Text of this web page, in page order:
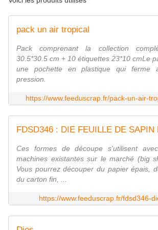
pack un air tropical
Pack comprenant la collection
30.5*30.5 cm + 10 étiquettes 23*10 cmLe
une pochette en plastique qui ferme
pression.
https://www.feeduscrap.fr/pack-un-air-
FDSD346 : DIE FEUILLE DE SAPIN
Ces formes de découpe s'utilisent
machines existantes sur le marché (big
Vous pourrez découper du papier épais,
du carton fin, ...
https://www.feeduscrap.fr/fdsd346-